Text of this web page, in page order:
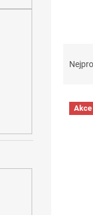
V Akce